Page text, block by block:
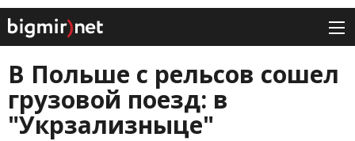
В Польше с рельсов сошел
грузовой поезд: в
"Укрзализныце"